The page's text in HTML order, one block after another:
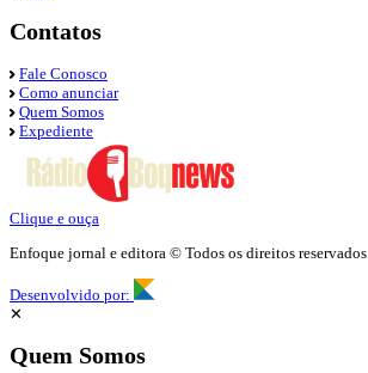
Contatos
Fale Conosco
Como anunciar
Quem Somos
Expediente
Clique e ouça
Enfoque jornal e editora © Todos os direitos reservados
Desenvolvido por:
✕
Quem Somos